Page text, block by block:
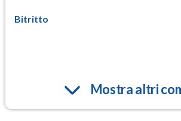
Bitritto
Mostra altri